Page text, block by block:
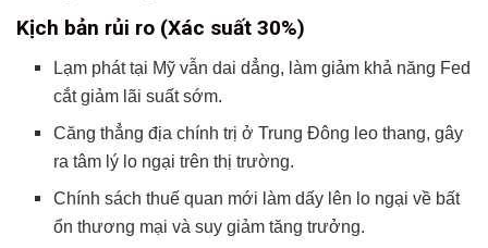
Kịch bản rủi ro (Xác suất 30%)
Lạm phát tại Mỹ vẫn dai dẳng, làm giảm khả năng Fed
cắt giảm lãi suất sớm.
Căng thẳng địa chính trị ở Trung Đông leo thang, gây
ra tâm lý lo ngại trên thị trường.
Chính sách thuế quan mới làm dấy lên lo ngại về bất
ổn thương mại và suy giảm tăng trưởng.